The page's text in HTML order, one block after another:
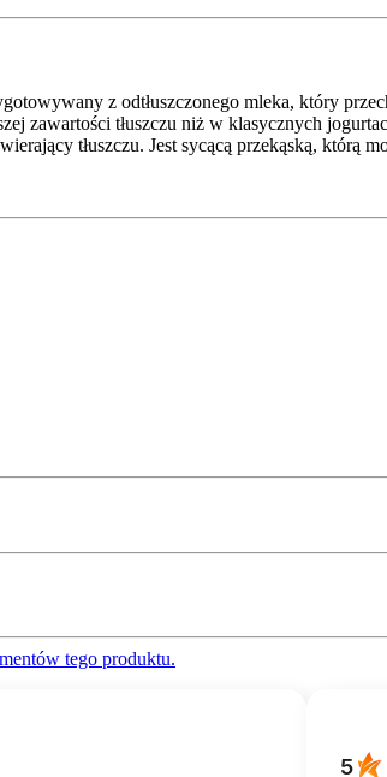
z odtłuszczonego mleka, który
zawartości tłuszczu niż w klasycznych
tłuszczu. Jest sycącą przekąską, którą
tego produktu.
5